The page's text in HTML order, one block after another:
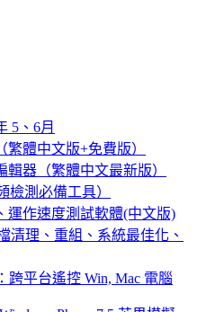
5、6月
體中文版+免費版）
器（繁體中文最新版）
檢測必備工具）
運作速度測試軟體(中文版)
清理、重組、系統最佳化、
跨平台遙控 Win, Mac 電腦